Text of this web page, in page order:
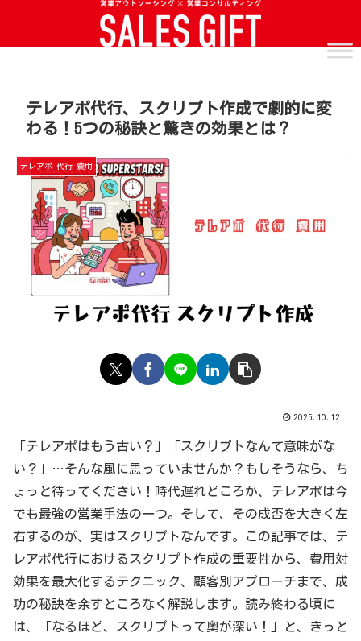
テレアポ代行、スクリプト作成で劇的に変
わる！5つの秘訣と驚きの効果とは？
テレアポ 代行 費用
2025.10.12
「テレアポはもう古い？」「スクリプトなんて意味がな
い？」…そんな風に思っていませんか？もしそうなら、ち
ょっと待ってください！時代遅れどころか、テレアポは今
でも最強の営業手法の一つ。そして、その成否を大きく左
右するのが、実はスクリプトなんです。この記事では、テ
レアポ代行におけるスクリプト作成の重要性から、費用対
効果を最大化するテクニック、顧客別アプローチまで、成
功の秘訣を余すところなく解説します。読み終わる頃に
は、「なるほど、スクリプトって奥が深い！」と、きっと